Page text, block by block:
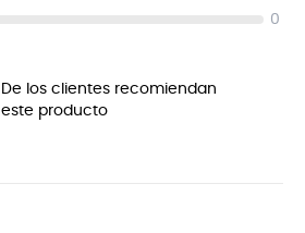
0
De los clientes recomiendan
este producto